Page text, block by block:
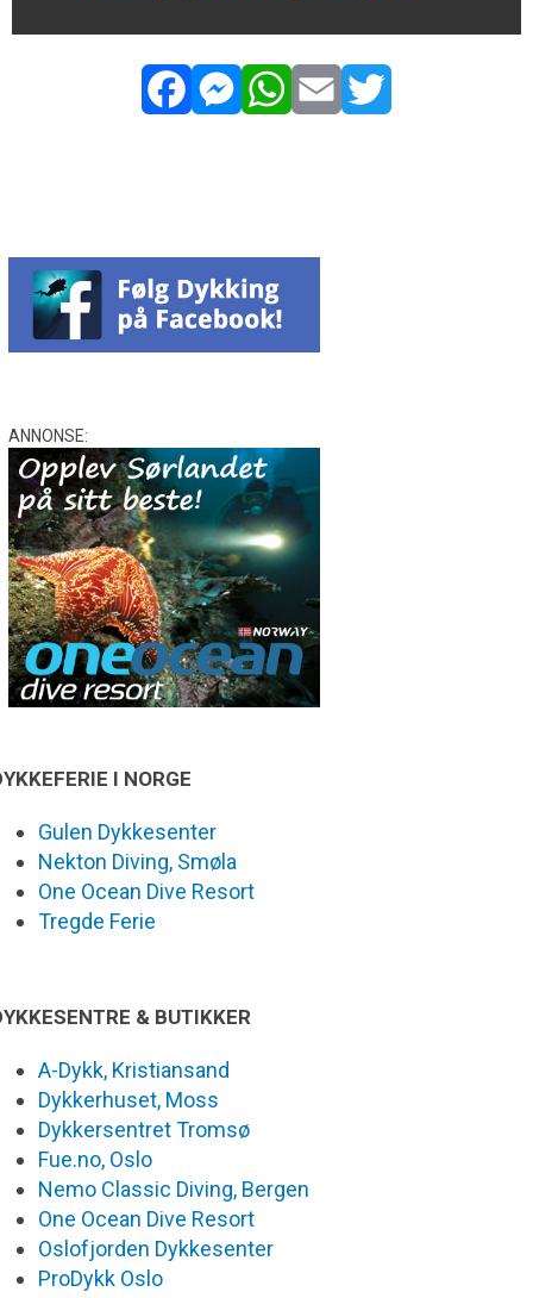
ANNONSE:
I NORGE
Gulen Dykkesenter
Nekton Diving, Smøla
One Ocean Dive Resort
Tregde Ferie
& BUTIKKER
A-Dykk, Kristiansand
Dykkerhuset, Moss
Dykkersentret Tromsø
Fue.no, Oslo
Nemo Classic Diving, Bergen
One Ocean Dive Resort
Oslofjorden Dykkesenter
ProDykk Oslo